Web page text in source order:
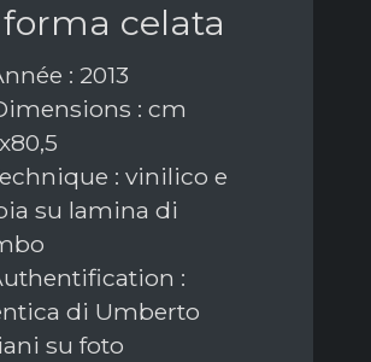
forma celata
: 2013
: cm
: vinilico e
su lamina di
:
di Umberto
su foto